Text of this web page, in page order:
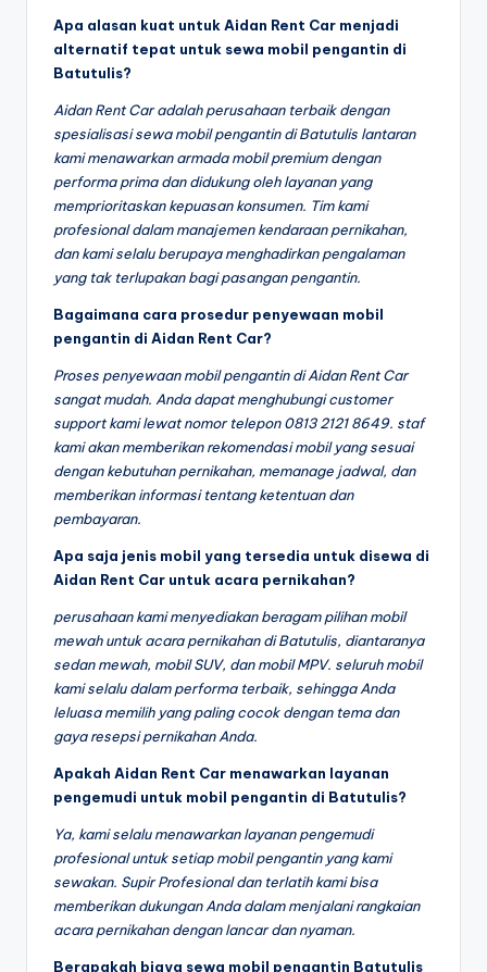
Apa alasan kuat untuk Aidan Rent Car menjadi
alternatif tepat untuk sewa mobil pengantin di
Batutulis?
Aidan Rent Car adalah perusahaan terbaik dengan
spesialisasi sewa mobil pengantin di Batutulis lantaran
kami menawarkan armada mobil premium dengan
performa prima dan didukung oleh layanan yang
memprioritaskan kepuasan konsumen. Tim kami
profesional dalam manajemen kendaraan pernikahan,
dan kami selalu berupaya menghadirkan pengalaman
yang tak terlupakan bagi pasangan pengantin.
Bagaimana cara prosedur penyewaan mobil
pengantin di Aidan Rent Car?
Proses penyewaan mobil pengantin di Aidan Rent Car
sangat mudah. Anda dapat menghubungi customer
support kami lewat nomor telepon 0813 2121 8649. staf
kami akan memberikan rekomendasi mobil yang sesuai
dengan kebutuhan pernikahan, memanage jadwal, dan
memberikan informasi tentang ketentuan dan
pembayaran.
Apa saja jenis mobil yang tersedia untuk disewa di
Aidan Rent Car untuk acara pernikahan?
perusahaan kami menyediakan beragam pilihan mobil
mewah untuk acara pernikahan di Batutulis, diantaranya
sedan mewah, mobil SUV, dan mobil MPV. seluruh mobil
kami selalu dalam performa terbaik, sehingga Anda
leluasa memilih yang paling cocok dengan tema dan
gaya resepsi pernikahan Anda.
Apakah Aidan Rent Car menawarkan layanan
pengemudi untuk mobil pengantin di Batutulis?
Ya, kami selalu menawarkan layanan pengemudi
profesional untuk setiap mobil pengantin yang kami
sewakan. Supir Profesional dan terlatih kami bisa
memberikan dukungan Anda dalam menjalani rangkaian
acara pernikahan dengan lancar dan nyaman.
Berapakah biaya sewa mobil pengantin Batutulis